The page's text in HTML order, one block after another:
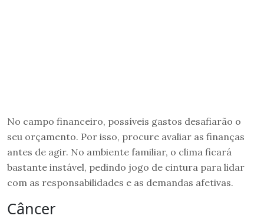
No campo financeiro, possíveis gastos desafiarão o
seu orçamento. Por isso, procure avaliar as finanças
antes de agir. No ambiente familiar, o clima ficará
bastante instável, pedindo jogo de cintura para lidar
com as responsabilidades e as demandas afetivas.
Câncer